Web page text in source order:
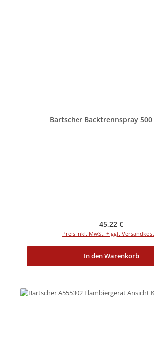
Bartscher Backtrennspray 500
Regulärer Preis:
45,22 €
Preis inkl. MwSt. + ggf.
In den Warenkorb